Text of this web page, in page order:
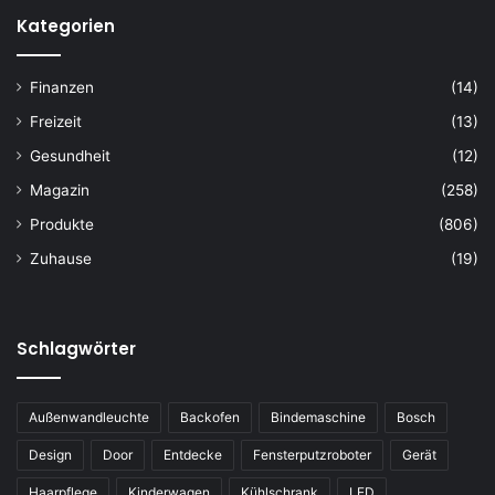
Kategorien
Finanzen
(14)
Freizeit
(13)
Gesundheit
(12)
Magazin
(258)
Produkte
(806)
Zuhause
(19)
Schlagwörter
Außenwandleuchte Backofen Bindemaschine Bosch
Design Door Entdecke Fensterputzroboter Gerät